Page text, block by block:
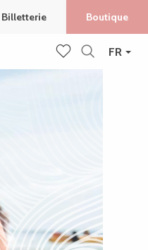
Voir les favoris
FR
Billetterie Boutique